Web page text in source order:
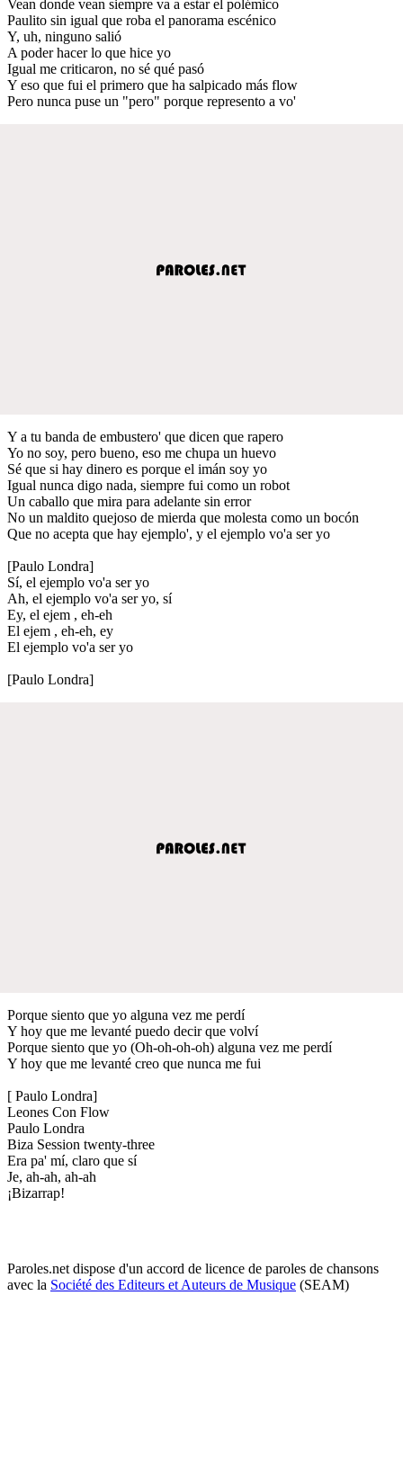
Vean donde vean siempre va a estar el polémico
Paulito sin igual que roba el panorama escénico
Y, uh, ninguno salió
A poder hacer lo que hice yo
Igual me criticaron, no sé qué pasó
Y eso que fui el primero que ha salpicado más flow
Pero nunca puse un "pero" porque represento a vo'
Y a tu banda de embustero' que dicen que rapero
Yo no soy, pero bueno, eso me chupa un huevo
Sé que si hay dinero es porque el imán soy yo
Igual nunca digo nada, siempre fui como un robot
Un caballo que mira para adelante sin error
No un maldito quejoso de mierda que molesta como un bocón
Que no acepta que hay ejemplo', y el ejemplo vo'a ser yo
[Paulo Londra]
Sí, el ejemplo vo'a ser yo
Ah, el ejemplo vo'a ser yo, sí
Ey, el ejem , eh-eh
El ejem , eh-eh, ey
El ejemplo vo'a ser yo
[Paulo Londra]
Porque siento que yo alguna vez me perdí
Y hoy que me levanté puedo decir que volví
Porque siento que yo (Oh-oh-oh-oh) alguna vez me perdí
Y hoy que me levanté creo que nunca me fui
[ Paulo Londra]
Leones Con Flow
Paulo Londra
Biza Session twenty-three
Era pa' mí, claro que sí
Je, ah-ah, ah-ah
¡Bizarrap!
Paroles.net dispose d'un accord de licence de paroles de chansons
avec la Société des Editeurs et Auteurs de Musique (SEAM)